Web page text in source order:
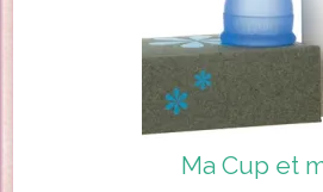
Ma Cup et